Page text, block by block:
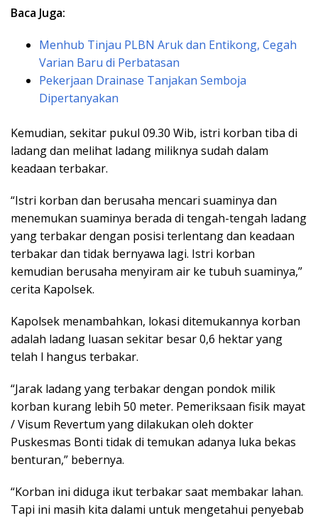
Baca Juga:
Menhub Tinjau PLBN Aruk dan Entikong, Cegah
Varian Baru di Perbatasan
Pekerjaan Drainase Tanjakan Semboja
Dipertanyakan
Kemudian, sekitar pukul 09.30 Wib, istri korban tiba di
ladang dan melihat ladang miliknya sudah dalam
keadaan terbakar.
“Istri korban dan berusaha mencari suaminya dan
menemukan suaminya berada di tengah-tengah ladang
yang terbakar dengan posisi terlentang dan keadaan
terbakar dan tidak bernyawa lagi. Istri korban
kemudian berusaha menyiram air ke tubuh suaminya,”
cerita Kapolsek.
Kapolsek menambahkan, lokasi ditemukannya korban
adalah ladang luasan sekitar besar 0,6 hektar yang
telah l hangus terbakar.
“Jarak ladang yang terbakar dengan pondok milik
korban kurang lebih 50 meter. Pemeriksaan fisik mayat
/ Visum Revertum yang dilakukan oleh dokter
Puskesmas Bonti tidak di temukan adanya luka bekas
benturan,” bebernya.
“Korban ini diduga ikut terbakar saat membakar lahan.
Tapi ini masih kita dalami untuk mengetahui penyebab